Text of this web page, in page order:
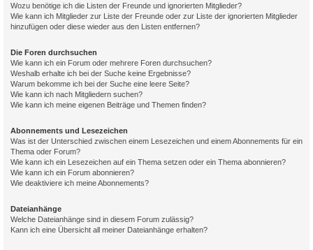
Wozu benötige ich die Listen der Freunde und ignorierten Mitglieder?
Wie kann ich Mitglieder zur Liste der Freunde oder zur Liste der ignorierten Mitglieder
hinzufügen oder diese wieder aus den Listen entfernen?
Die Foren durchsuchen
Wie kann ich ein Forum oder mehrere Foren durchsuchen?
Weshalb erhalte ich bei der Suche keine Ergebnisse?
Warum bekomme ich bei der Suche eine leere Seite?
Wie kann ich nach Mitgliedern suchen?
Wie kann ich meine eigenen Beiträge und Themen finden?
Abonnements und Lesezeichen
Was ist der Unterschied zwischen einem Lesezeichen und einem Abonnements für ein
Thema oder Forum?
Wie kann ich ein Lesezeichen auf ein Thema setzen oder ein Thema abonnieren?
Wie kann ich ein Forum abonnieren?
Wie deaktiviere ich meine Abonnements?
Dateianhänge
Welche Dateianhänge sind in diesem Forum zulässig?
Kann ich eine Übersicht all meiner Dateianhänge erhalten?